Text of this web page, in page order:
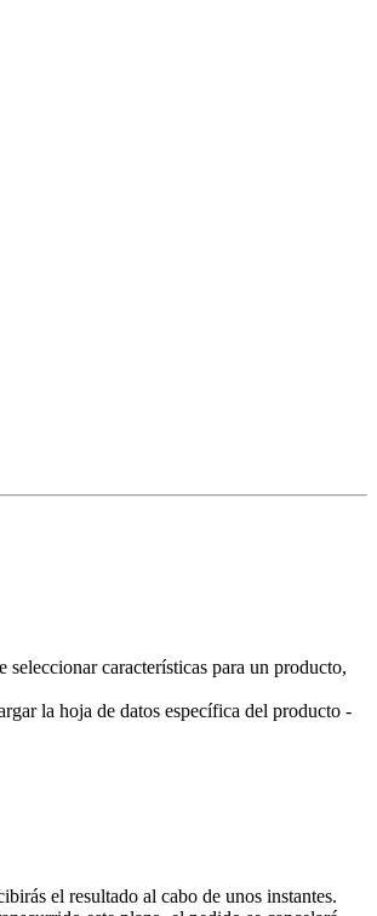
características para un producto,
la hoja de datos específica del producto -
el resultado al cabo de unos instantes.